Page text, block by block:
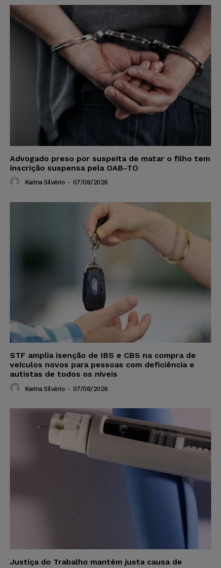
Advogado preso por suspeita de matar o filho tem
inscrição suspensa pela OAB-TO
Karina Silvério - 07/08/2026
STF amplia isenção de IBS e CBS na compra de
veículos novos para pessoas com deficiência e
autistas de todos os níveis
Karina Silvério - 07/08/2026
Justiça do Trabalho mantém justa causa de